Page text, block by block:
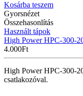
Kosárba teszem
Gyorsnézet
Összehasonlítás
Használt tápok
High Power HPC-300-
4.000Ft
High Power HPC-300-
csatlakozóval.